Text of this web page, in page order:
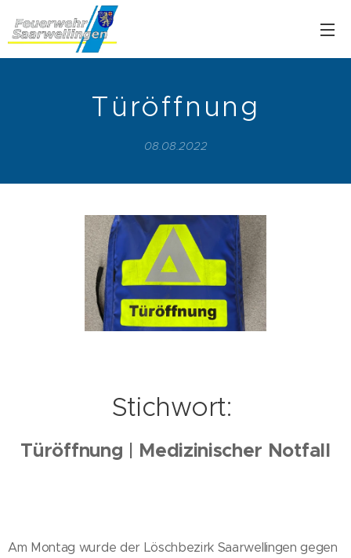
Türöffnung
08.08.2022
Stichwort:
Türöffnung | Medizinischer Notfall
Am Montag wurde der Löschbezirk Saarwellingen gegen